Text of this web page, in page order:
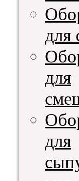
для
для
для